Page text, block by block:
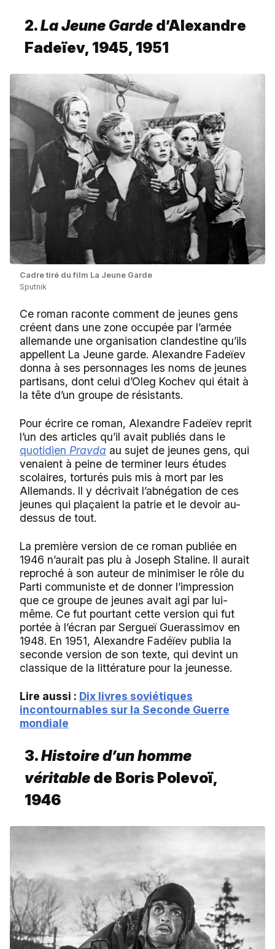
2.La Jeune Garde d’Alexandre
Fadeïev, 1945, 1951
Сadre tiré du film La Jeune Garde
Sputnik
Ce roman raconte comment de jeunes gens
créent dans une zone occupée par l’armée
allemande une organisation clandestine qu’ils
appellent La Jeune garde. Alexandre Fadeïev
donna à ses personnages les noms de jeunes
partisans, dont celui d’Oleg Kochev qui était à
la tête d’un groupe de résistants.
Pour écrire ce roman, Alexandre Fadeïev reprit
l’un des articles qu’il avait publiés dans le
quotidien Pravda au sujet de jeunes gens, qui
venaient à peine de terminer leurs études
scolaires, torturés puis mis à mort par les
Allemands. Il y décrivait l’abnégation de ces
jeunes qui plaçaient la patrie et le devoir au-
dessus de tout.
La première version de ce roman publiée en
1946 n’aurait pas plu à Joseph Staline. Il aurait
reproché à son auteur de minimiser le rôle du
Parti communiste et de donner l’impression
que ce groupe de jeunes avait agi par lui-
même. Ce fut pourtant cette version qui fut
portée à l’écran par Sergueï Guerassimov en
1948. En 1951, Alexandre Fadéïev publia la
seconde version de son texte, qui devint un
classique de la littérature pour la jeunesse.
Lire aussi : Dix livres soviétiques
incontournables sur la Seconde Guerre
mondiale
3.Histoire d’un homme
véritable de Boris Polevoï,
1946